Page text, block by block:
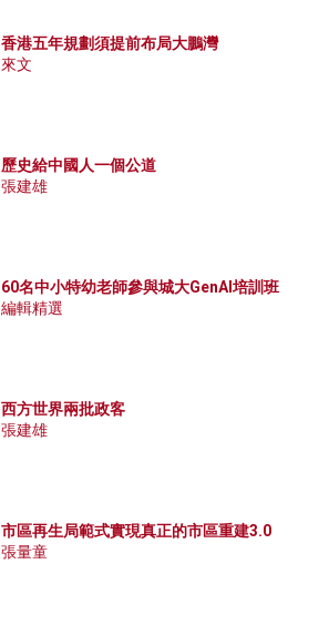
香港五年規劃須提前布局大鵬灣
來文
歷史給中國人一個公道
張建雄
60名中小特幼老師參與城大GenAI培訓班
編輯精選
西方世界兩批政客
張建雄
市區再生局範式實現真正的市區重建3.0
張量童